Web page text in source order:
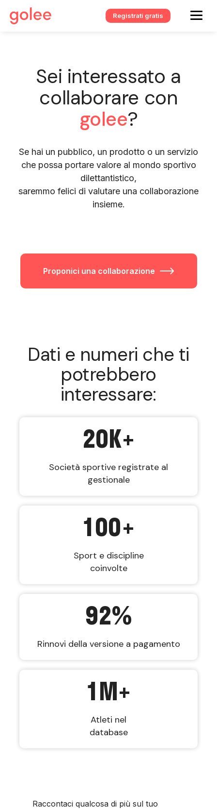
Registrati gratis
Sei interessato a
collaborare con
golee?
Se hai un pubblico, un prodotto o un servizio
che possa portare valore al mondo sportivo
dilettantistico,
saremmo felici di valutare una collaborazione
insieme.
Proponici una collaborazione
Dati e numeri che ti
potrebbero
interessare:
20K+
Società sportive registrate al
gestionale
100+
Sport e discipline
coinvolte
92%
Rinnovi della versione a pagamento
1M+
Atleti nel
database
Raccontaci qualcosa di più sul tuo